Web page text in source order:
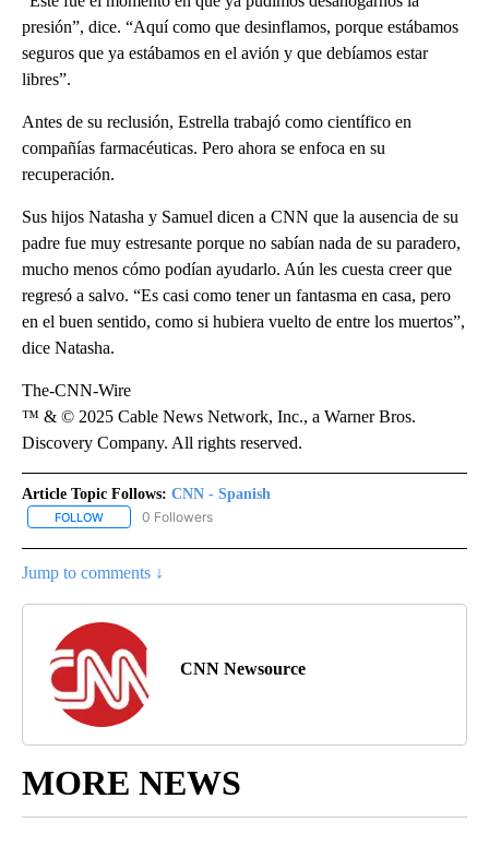
presión”, dice. “Aquí como que desinflamos, porque estábamos
seguros que ya estábamos en el avión y que debíamos estar
libres”.
Antes de su reclusión, Estrella trabajó como científico en
compañías farmacéuticas. Pero ahora se enfoca en su
recuperación.
Sus hijos Natasha y Samuel dicen a CNN que la ausencia de su
padre fue muy estresante porque no sabían nada de su paradero,
mucho menos cómo podían ayudarlo. Aún les cuesta creer que
regresó a salvo. “Es casi como tener un fantasma en casa, pero
en el buen sentido, como si hubiera vuelto de entre los muertos”,
dice Natasha.
The-CNN-Wire
™ & © 2025 Cable News Network, Inc., a Warner Bros.
Discovery Company. All rights reserved.
Article Topic Follows: CNN - Spanish
FOLLOW FOLLOW "CNN - SPANISH" TO RECEIVE NOTIFICATIONS ABOUT
0 Followers
Jump to comments ↓
CNN Newsource
MORE NEWS